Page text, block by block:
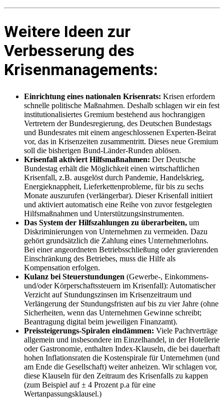
Weitere Ideen zur
Verbesserung des
Krisenmanagements:
Einrichtung eines nationalen Krisenrats: Krisen erfordern
schnelle politische Maßnahmen. Deshalb schlagen wir ein fest
institutionalisiertes Gremium bestehend aus hochrangigen
Vertretern der Bundesregierung, des Deutschen Bundestags
und Bundesrates mit einem angeschlossenen Experten-Beirat
vor, das in Krisenzeiten zusammentritt. Dieses neue Gremium
soll die bisherigen Bund-Länder-Runden ablösen.
Krisenfall aktiviert Hilfsmaßnahmen: Der Deutsche
Bundestag erhält die Möglichkeit einen wirtschaftlichen
Krisenfall, z.B. ausgelöst durch Pandemie, Handelskrieg,
Energieknappheit, Lieferkettenprobleme, für bis zu sechs
Monate auszurufen (verlängerbar). Dieser Krisenfall initiiert
und aktiviert automatisch eine Reihe von zuvor festgelegten
Hilfsmaßnahmen und Unterstützungsinstrumenten.
Das System der Hilfszahlungen zu überarbeiten, um
Diskriminierungen von Unternehmen zu vermeiden. Dazu
gehört grundsätzlich die Zahlung eines Unternehmerlohns.
Bei einer angeordneten Betriebsschließung oder gravierenden
Einschränkung des Betriebes, muss die Hilfe als
Kompensation erfolgen.
Kulanz bei Steuerstundungen (Gewerbe-, Einkommens-
und/oder Körperschaftssteuern im Krisenfall): Automatischer
Verzicht auf Stundungszinsen im Krisenzeitraum und
Verlängerung der Stundungsfristen auf bis zu vier Jahre (ohne
Sicherheiten, wenn das Unternehmen Gewinne schreibt;
Beantragung digital beim jeweiligen Finanzamt).
Preissteigerungs-Spiralen eindämmen: Viele Pachtverträge
allgemein und insbesondere im Einzelhandel, in der Hotellerie
oder Gastronomie, enthalten Index-Klauseln, die bei dauerhaft
hohen Inflationsraten die Kostenspirale für Unternehmen (und
am Ende die Gesellschaft) weiter anheizen. Wir schlagen vor,
diese Klauseln für den Zeitraum des Krisenfalls zu kappen
(zum Beispiel auf ± 4 Prozent p.a für eine
Wertanpassungsklausel.)